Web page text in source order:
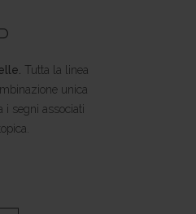
Tutta la linea
unica
i segni associati